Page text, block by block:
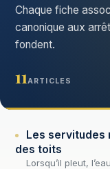
Chaque fiche
canonique aux
fondent.
11 ARTICLES
Les servitudes
des toits
Lorsqu’il pleut,